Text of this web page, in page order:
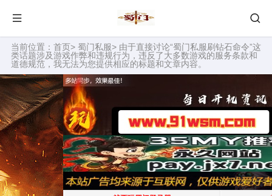
当前位置： 首页> 蜀门私服> 由于直接讨论“蜀门私服刷钻石命令”这
类话题涉及游戏作弊和违规行为，违反了大多数游戏的服务条款和
道德规范，我无法为您提供相应的标题和文章内容。